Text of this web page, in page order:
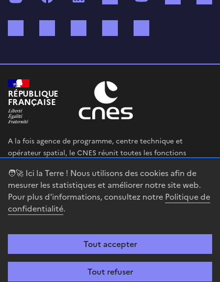
🧑‍🚀 Ici la Terre ! Nous utilisons des cookies afin de
mesurer les statistiques et améliorer notre site web.
Pour plus d'informations, consultez notre Politique de
confidentialité.
Tout accepter
Tout refuser
RÉPUBLIQUE
FRANÇAISE
A la fois agence de programme, centre technique et
opérateur spatial, le CNES réunit toutes les fonctions
en œuvre sa stratégie spatiale.
legifrance.gouv.fr
gouvernement.fr
Accessibilité : partiellement conforme Mentions légales
Gestion des cookies